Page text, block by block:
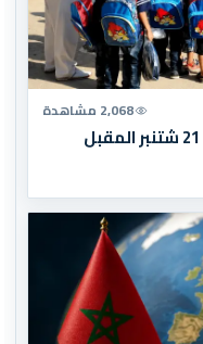
2,068 مشاهدة